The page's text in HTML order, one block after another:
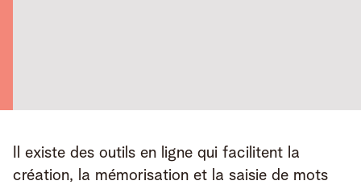
Il existe des outils en ligne qui facilitent la
création, la mémorisation et la saisie de mots